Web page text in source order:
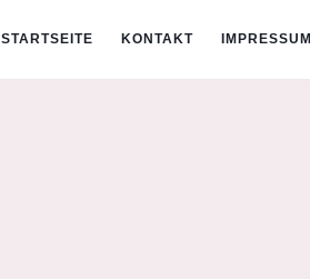
STARTSEITE KONTAKT IMPRESSUM